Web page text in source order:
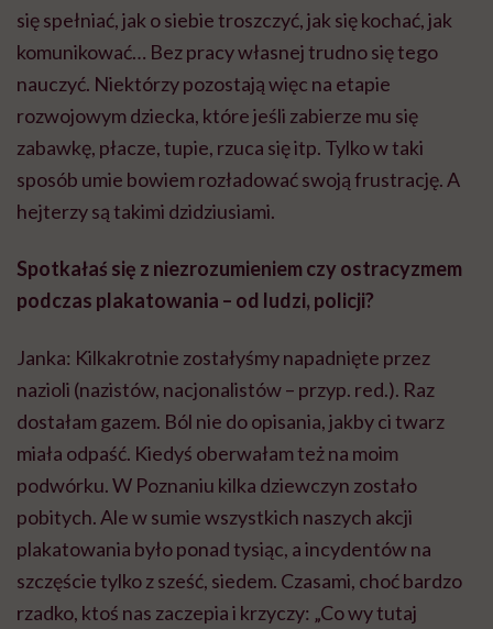
się spełniać, jak o siebie troszczyć, jak się kochać, jak
komunikować… Bez pracy własnej trudno się tego
nauczyć. Niektórzy pozostają więc na etapie
rozwojowym dziecka, które jeśli zabierze mu się
zabawkę, płacze, tupie, rzuca się itp. Tylko w taki
sposób umie bowiem rozładować swoją frustrację. A
hejterzysą takimi dzidziusiami.
Spotkałaś się z niezrozumieniem czy ostracyzmem
podczas plakatowania – od ludzi, policji?
Janka: Kilkakrotnie zostałyśmy napadnięte przez
nazioli (nazistów, nacjonalistów – przyp. red.). Raz
dostałam gazem. Ból nie do opisania, jakby ci twarz
miała odpaść. Kiedyś oberwałam też na moim
podwórku. W Poznaniu kilka dziewczyn zostało
pobitych.Alew sumie wszystkich naszych akcji
plakatowania było ponad tysiąc, a incydentów na
szczęście tylko z sześć, siedem. Czasami, choć bardzo
rzadko, ktoś nas zaczepia i krzyczy: „Co wy tutaj